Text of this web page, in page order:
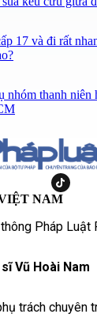
17 và đi rất
nhóm thanh niên
NAM
Pháp Luật
Vũ Hoài Nam
trách chuyên